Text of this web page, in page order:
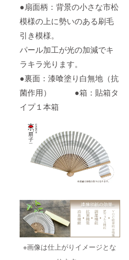
●扇面柄：背景の小さな市松
模様の上に勢いのある刷毛
引き模様。
パール加工が光の加減でキ
ラキラ光ります。
●裏面：漆喰塗り白無地（抗
菌作用） ●箱：貼箱タ
イプ１本箱
※画像は仕上がりイメージとな